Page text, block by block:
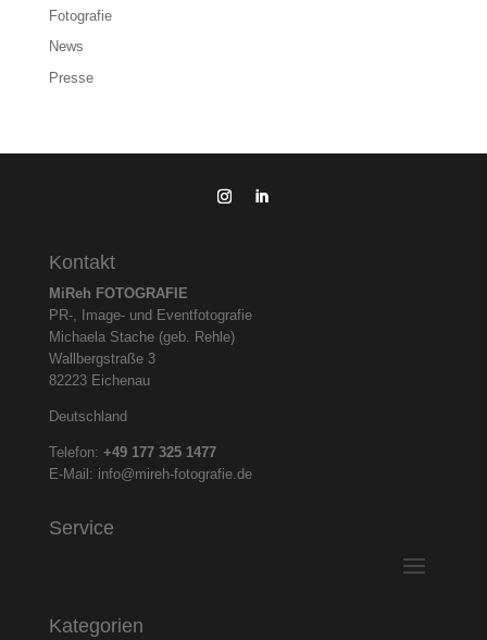
Fotografie
News
Presse
Kontakt
MiReh FOTOGRAFIE
PR-, Image- und Eventfotografie
Michaela Stache (geb. Rehle)
Wallbergstraße 3
82223 Eichenau
Deutschland
Telefon: +49 177 325 1477
E-Mail: info@mireh-fotografie.de
Service
Kategorien